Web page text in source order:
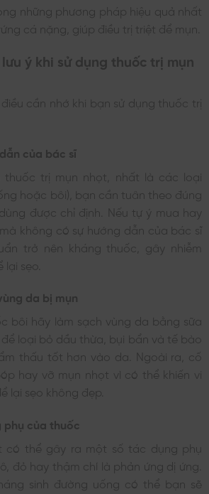
những phương pháp hiệu quả nhất
cá nặng, giúp điều trị triệt để mụn.
ý khi sử dụng thuốc trị mụn
cần nhớ khi bạn sử dụng thuốc trị
của bác sĩ
thuốc trị mụn nhọt, nhất là các loại
hoặc bôi), bạn cần tuân theo đúng
được chỉ định. Nếu tự ý mua hay
không có sự hướng dẫn của bác sĩ
trở nên kháng thuốc, gây nhiễm
lại sẹo.
da bị mụn
bôi hãy làm sạch vùng da bằng sữa
để loại bỏ dầu thừa, bụi bẩn và tế bào
thấu tốt hơn vào da. Ngoài ra, cố
hay vỡ mụn nhọt vì có thể khiến vi
lại sẹo không đẹp.
phụ của thuốc
có thể gây ra một số tác dụng phụ
đỏ hay thậm chí là phản ứng dị ứng.
sinh đường uống có thể bạn sẽ